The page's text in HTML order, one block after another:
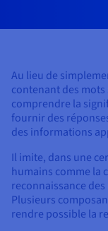
Au lieu de
contenant des
comprendre la
fournir des
des informations
Il imite, dans une
humains comme la
reconnaissance
Plusieurs
rendre possible la